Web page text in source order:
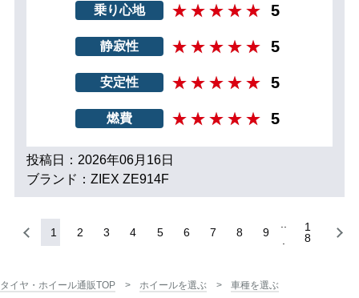
乗り心地 5
静寂性 5
安定性 5
燃費 5
投稿日：2026年06月16日
ブランド：ZIEX ZE914F
1 2 3 4 5 6 7 8 9
1
8
タイヤ・ホイール通販TOP ホイールを選ぶ
車種を選ぶ